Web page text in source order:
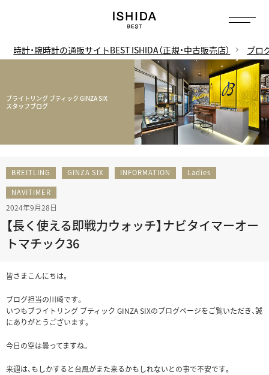
時計・腕時計の通販サイトBEST ISHIDA（正規・中古販売店） ブロ
ブライトリング ブティック GINZA SIX
スタッフブログ
BREITLING GINZA SIX INFORMATION
Ladies
NAVITIMER
2024年9月28日
【長く使える即戦力ウォッチ】ナビタイマーオー
トマチック36
皆さまこんにちは。
ブログ担当の川崎です。
いつもブライトリング ブティック GINZA SIXのブログページをご覧いただき、誠
にありがとうございます。
今日の空は曇ってますね。
来週は、もしかすると台風がまた来るかもしれないとの事で不安です。